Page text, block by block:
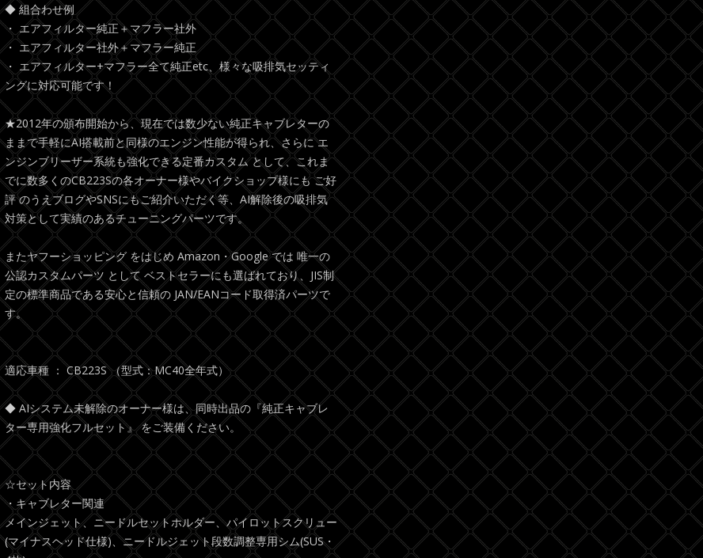
◆ 組合わせ例
・ エアフィルター純正＋マフラー社外
・ エアフィルター社外＋マフラー純正
・ エアフィルター+マフラー全て純正etc、様々な吸排気セッティ
ングに対応可能です！
★2012年の頒布開始から、現在では数少ない純正キャブレターの
ままで手軽にAI搭載前と同様のエンジン性能が得られ、さらに エ
ンジンブリーザー系統も強化できる定番カスタム として、これま
でに数多くのCB223Sの各オーナー様やバイクショップ様にも ご好
評 のうえブログやSNSにもご紹介いただく等、AI解除後の吸排気
対策として実績のあるチューニングパーツです。
またヤフーショッピング をはじめ Amazon・Google では 唯一の
公認カスタムパーツ として ベストセラーにも選ばれており、JIS制
定の標準商品である安心と信頼の JAN/EANコード取得済パーツで
す。
適応車種 ： CB223S （型式：MC40全年式）
◆ AIシステム未解除のオーナー様は、同時出品の『純正キャブレ
ター専用強化フルセット』 をご装備ください。
☆セット内容
・キャブレター関連
メインジェット、ニードルセットホルダー、パイロットスクリュー
(マイナスヘッド仕様)、ニードルジェット段数調整専用シム(SUS・